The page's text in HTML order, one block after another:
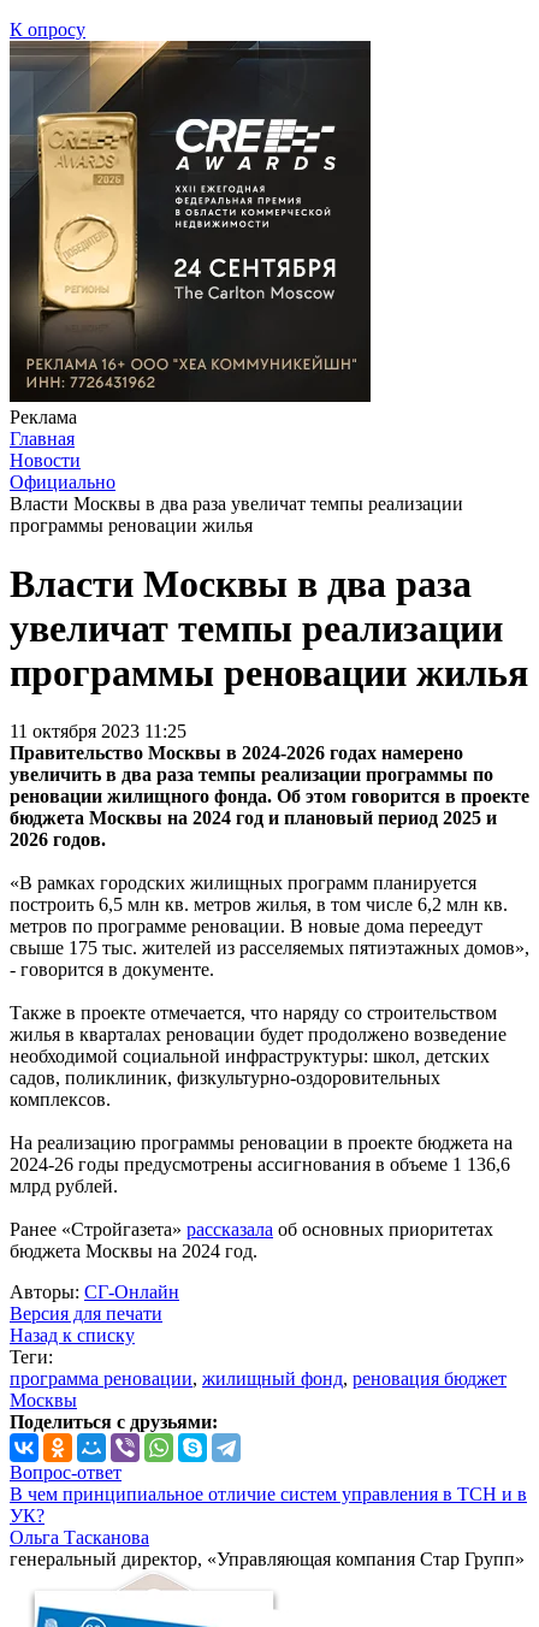
К опросу
Реклама
Главная
Новости
Официально
Власти Москвы в два раза увеличат темпы реализации
программы реновации жилья
Власти Москвы в два раза
увеличат темпы реализации
программы реновации жилья
11 октября 2023 11:25
Правительство Москвы в 2024-2026 годах намерено
увеличить в два раза темпы реализации программы по
реновации жилищного фонда. Об этом говорится в проекте
бюджета Москвы на 2024 год и плановый период 2025 и
2026 годов.
«В рамках городских жилищных программ планируется
построить 6,5 млн кв. метров жилья, в том числе 6,2 млн кв.
метров по программе реновации. В новые дома переедут
свыше 175 тыс. жителей из расселяемых пятиэтажных домов»,
- говорится в документе.
Также в проекте отмечается, что наряду со строительством
жилья в кварталах реновации будет продолжено возведение
необходимой социальной инфраструктуры: школ, детских
садов, поликлиник, физкультурно-оздоровительных
комплексов.
На реализацию программы реновации в проекте бюджета на
2024-26 годы предусмотрены ассигнования в объеме 1 136,6
млрд рублей.
Ранее «Стройгазета» рассказала об основных приоритетах
бюджета Москвы на 2024 год.
Авторы: СГ-Онлайн
Версия для печати
Назад к списку
Теги:
программа реновации, жилищный фонд, реновация бюджет
Москвы
Поделиться с друзьями:
Вопрос-ответ
В чем принципиальное отличие систем управления в ТСН и в
УК?
Ольга Тасканова
генеральный директор, «Управляющая компания Стар Групп»